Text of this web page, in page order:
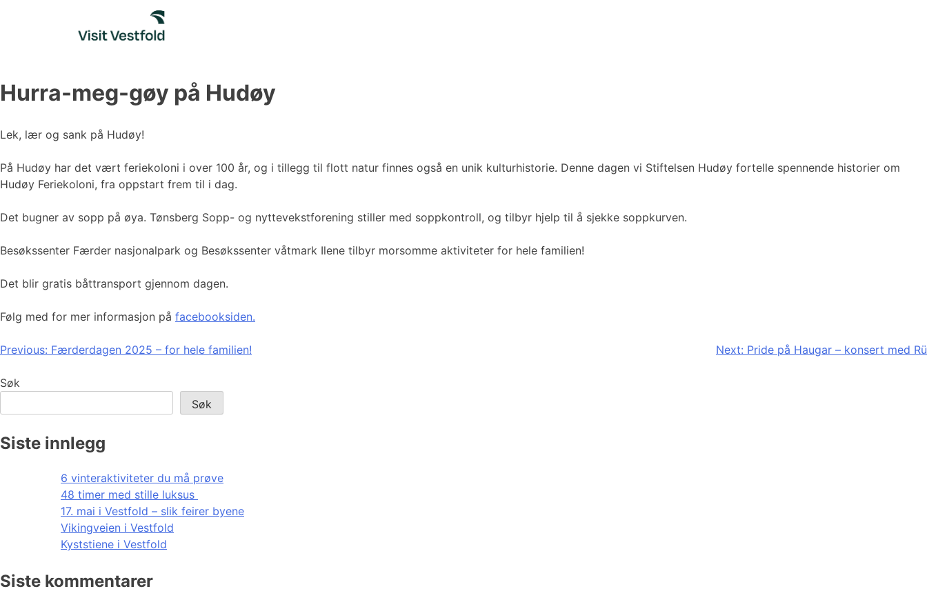
Hurra-meg-gøy på Hudøy
Lek, lær og sank på Hudøy!
På Hudøy har det vært feriekoloni i over 100 år, og i tillegg til flott natur finnes også en unik kulturhistorie. Denne dagen vi Stiftelsen Hudøy fortelle spennende historier om
Hudøy Feriekoloni, fra oppstart frem til i dag.
Det bugner av sopp på øya. Tønsberg Sopp- og nyttevekstforening stiller med soppkontroll, og tilbyr hjelp til å sjekke soppkurven.
Besøkssenter Færder nasjonalpark og Besøkssenter våtmark Ilene tilbyr morsomme aktiviteter for hele familien!
Det blir gratis båttransport gjennom dagen.
Følg med for mer informasjon på facebooksiden.
Innleggsnavigasjon
Previous: Færderdagen 2025 – for hele familien! Next: Pride på Haugar – konsert med Rü
Søk
Søk
Siste innlegg
6 vinteraktiviteter du må prøve
48 timer med stille luksus
17. mai i Vestfold – slik feirer byene
Vikingveien i Vestfold
Kyststiene i Vestfold
Siste kommentarer